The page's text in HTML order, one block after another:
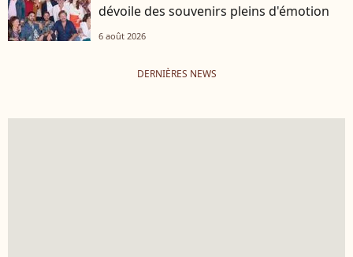
dévoile des souvenirs pleins d'émotion
6 août 2026
DERNIÈRES NEWS